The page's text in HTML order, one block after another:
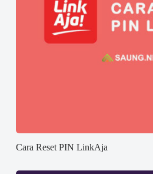
Cara Reset PIN LinkAja